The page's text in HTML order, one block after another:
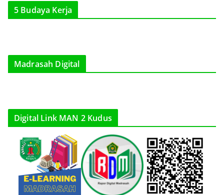
5 Budaya Kerja
Madrasah Digital
Digital Link MAN 2 Kudus